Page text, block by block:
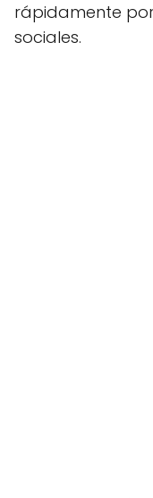
rápidamente
sociales.